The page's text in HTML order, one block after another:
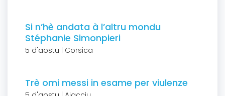
Si n’hè andata à l’altru mondu
Stéphanie Simonpieri
5 d'aostu | Corsica
Trè omi messi in esame per viulenze